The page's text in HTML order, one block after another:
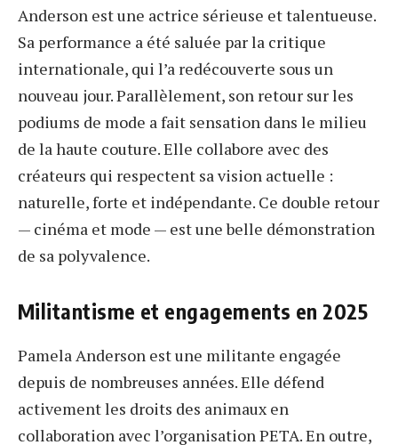
Anderson est une actrice sérieuse et talentueuse.
Sa performance a été saluée par la critique
internationale, qui l’a redécouverte sous un
nouveau jour. Parallèlement, son retour sur les
podiums de mode a fait sensation dans le milieu
de la haute couture. Elle collabore avec des
créateurs qui respectent sa vision actuelle :
naturelle, forte et indépendante. Ce double retour
— cinéma et mode — est une belle démonstration
de sa polyvalence.
Militantisme et engagements en 2025
Pamela Anderson est une militante engagée
depuis de nombreuses années. Elle défend
activement les droits des animaux en
collaboration avec l’organisation PETA. En outre,